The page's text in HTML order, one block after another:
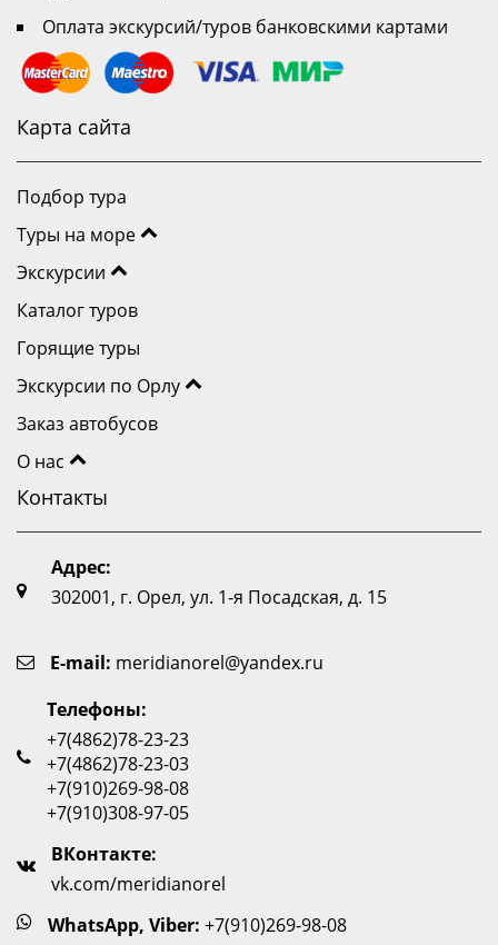
Оплата экскурсий/туров банковскими картами
Карта сайта
Подбор тура
Туры на море
Экскурсии
Каталог туров
Горящие туры
Экскурсии по Орлу
Заказ автобусов
О нас
Контакты
Адрес:
302001, г. Орел, ул. 1-я Посадская, д. 15
E-mail: meridianorel@yandex.ru
Телефоны:
+7(4862)78-23-23
+7(4862)78-23-03
+7(910)269-98-08
+7(910)308-97-05
ВКонтакте:
vk.com/meridianorel
WhatsApp, Viber: +7(910)269-98-08